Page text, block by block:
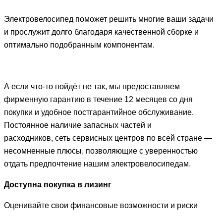
Электровелосипед поможет решить многие ваши задачи
и прослужит долго благодаря качественной сборке и
оптимально подобранным компонентам.
А если что-то пойдёт не так, мы предоставляем
фирменную гарантию в течение 12 месяцев со дня
покупки и удобное постгарантийное обслуживание.
Постоянное наличие запасных частей и
расходников, сеть сервисных центров по всей стране —
несомненные плюсы, позволяющие с уверенностью
отдать предпочтение нашим электровелосипедам.
Доступна покупка в лизинг
Оценивайте свои финансовые возможности и риски